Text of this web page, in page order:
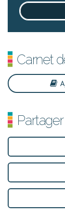
Carnet